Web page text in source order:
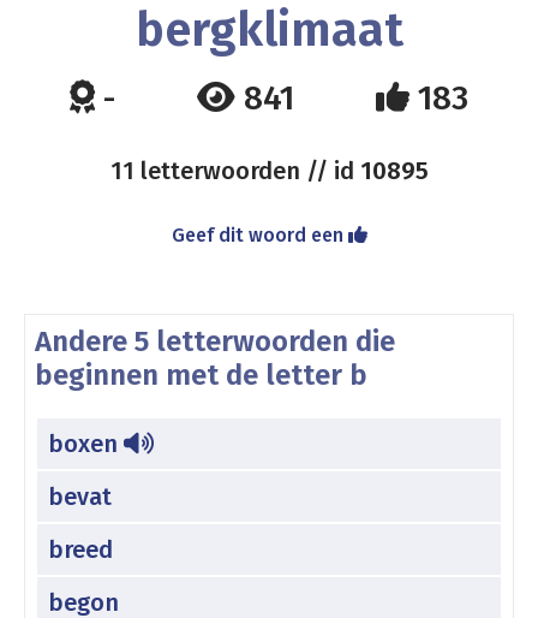
bergklimaat
- 841 183
11 letterwoorden // id 10895
Geef dit woord een
Andere 5 letterwoorden die
beginnen met de letter b
boxen
bevat
breed
begon